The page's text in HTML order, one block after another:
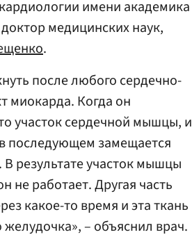
имени академика
медицинских наук,
.
после любого сердечно-
миокарда. Когда он
участок сердечной мышцы, и
последующем замещается
результате участок мышцы
не работает. Другая часть
какое-то время и эта ткань
– объяснил врач.